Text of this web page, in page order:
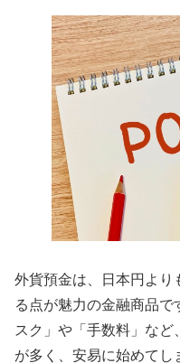
外貨預金は、日本円より
る点が魅力の金融商品で
スク」や「手数料」な
が多く、安易に始めてし